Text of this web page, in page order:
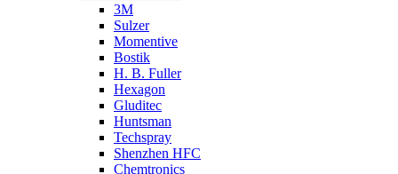
3M
Sulzer
Momentive
Bostik
H. B. Fuller
Hexagon
Gluditec
Huntsman
Techspray
Shenzhen HFC
Chemtronics